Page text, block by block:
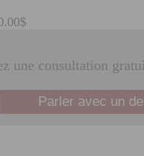
une consultation
Parler avec un